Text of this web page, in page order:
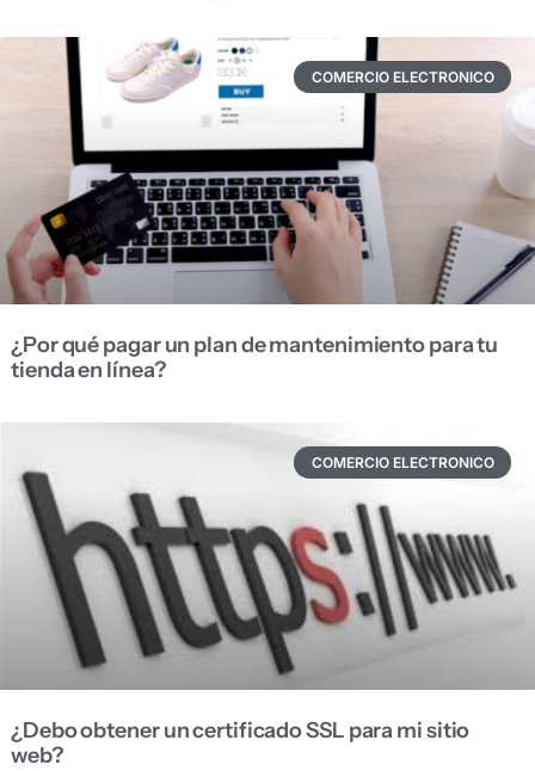
COMERCIO ELECTRONICO
¿Por qué pagar un plan de mantenimiento para tu
tienda en línea?
COMERCIO ELECTRONICO
¿Debo obtener un certificado SSL para mi sitio
web?